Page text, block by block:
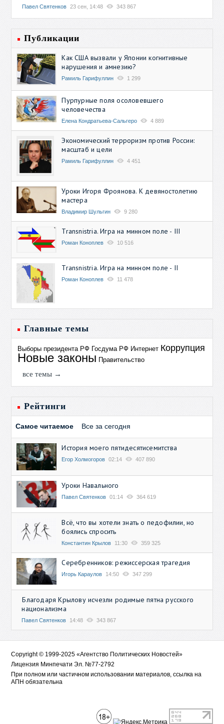
Павел Святенков 23 сен, 14:48 343 867
Публикации
Как США вызвали у Японии когнитивные
нарушения и амнезию?
Рамиль Гарифуллин 1 299
Пурпурные поля осоловевшего
человечества
Елена Кондратьева-Сальгеро 4 889
Экономический терроризм против России:
масштаб и цели
Рамиль Гарифуллин 4 451
Уроки Игоря Фроянова. К девяностолетию
мастера
Владимир Шульгин 9 280
Transnistria. Игра на минном поле - III
Роман Коноплев 10 516
Transnistria. Игра на минном поле - II
Роман Коноплев 11 478
Главные темы
Выборы президента РФ Госдума РФ Интернет Коррупция
Новые законы Правительство
все темы →
Рейтинги
Самое читаемое Все за сегодня
История моего пятидесятисемитства
Егор Холмогоров 02:14 407 890
Уроки Навального
Павел Святенков 01:14 364 619
Всё, что вы хотели знать о педофилии, но
боялись спросить
Константин Крылов 11:30 359 325
Серебренников: режиссерская трагедия
Игорь Караулов 14:50 347 299
Благодаря Крылову исчезли родимые пятна русского
национализма
Павел Святенков 14:48 343 867
Copyright © 1999-2025 «Агентство Политических Новостей»
Лицензия Минпечати Эл. №77-2792
При полном или частичном использовании материалов, ссылка на
АПН обязательна